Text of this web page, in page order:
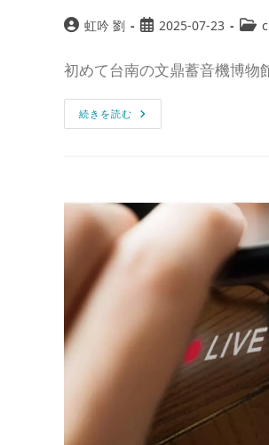
虹吟 劉 2025-07-23
初めて台南の文鼎蓄音機博
続きを読む